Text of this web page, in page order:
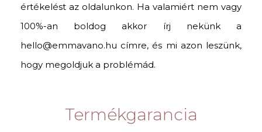
értékelést az oldalunkon. Ha valamiért nem vagy
100%-an boldog akkor írj nekünk a
hello@emmavano.hu címre, és mi azon leszünk,
hogy megoldjuk a problémád.
Termékgarancia